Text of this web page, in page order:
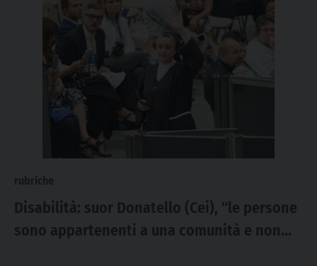
Disabilità: suor Donatello (Cei), “le persone
sono appartenenti a una comunità e non